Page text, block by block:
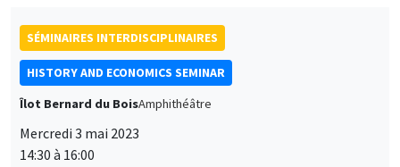
SÉMINAIRES INTERDISCIPLINAIRES
HISTORY AND ECONOMICS SEMINAR
Îlot Bernard du BoisAmphithéâtre
Mercredi 3 mai 2023
14:30 à 16:00